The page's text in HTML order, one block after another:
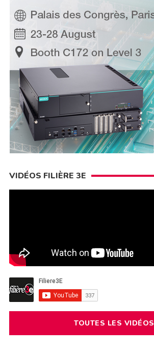
VIDÉOS FILIÈRE 3E
TOUTES LES VIDÉOS